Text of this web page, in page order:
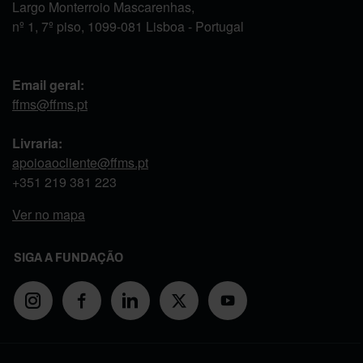
Largo Monterroio Mascarenhas,
nº 1, 7º piso, 1099-081 Lisboa - Portugal
Email geral:
ffms@ffms.pt
Livraria:
apoioaocliente@ffms.pt
+351 219 381 223
Ver no mapa
SIGA A FUNDAÇÃO